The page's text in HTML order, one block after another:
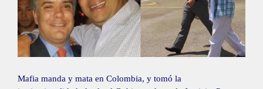
Mafia manda y mata en Colombia, y tomó la